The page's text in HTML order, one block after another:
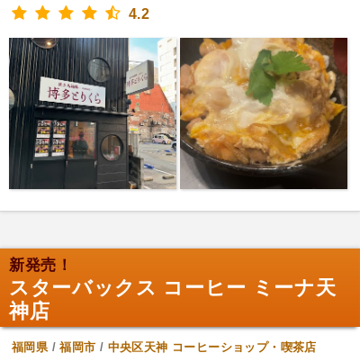
4.2
新発売！
スターバックス コーヒー ミーナ天
神店
福岡県/福岡市 / 中央区天神 コーヒーショップ・喫茶店